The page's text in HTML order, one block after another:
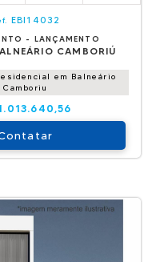
EBI14032
- LANÇAMENTO
CAMBORIÚ
em Balneário
Camboriu